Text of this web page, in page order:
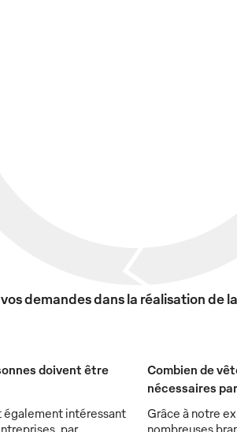
demandes dans la réalisation de
doivent être
intéressant
Combien de
nécessaires
Grâce à notre